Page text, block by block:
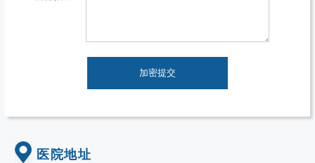
加密提交
医院地址